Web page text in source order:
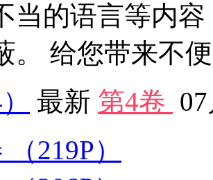
当的语言等内
。 给您带来不
最新 第4卷
（219P）